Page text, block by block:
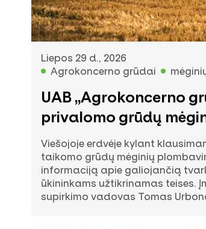
Liepos 29 d., 2026
Agrokoncerno grūdai
UAB „Agrokoncerno
privalomo grūdų
Viešojoje erdvėje kylant
taikomo grūdų mėginių
informaciją apie galiojančią
ūkininkams užtikrinamas teises.
supirkimo vadovas Tomas